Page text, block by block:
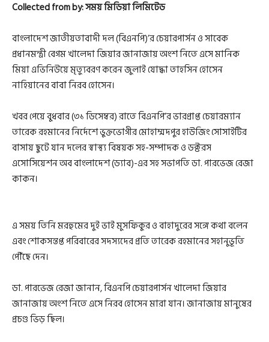
Collected from by: সময় মিডিয়া লিমিটেড
বাংলাদেশ জাতীয়তাবাদী দল (বিএনপি)’র চেয়ারপার্সন ও সাবেক
প্রধানমন্ত্রী বেগম খালেদা জিয়ার জানাজায় অংশ নিতে এসে মানিক
মিয়া এভিনিউয়ে মৃত্যুবরণ করেন জুলাই যোদ্ধা তাহসিন হোসেন
নাহিয়ানের বাবা নিরব হোসেন।
খবর পেয়ে বুধবার (৩১ ডিসেম্বর) রাতে বিএনপি’র ভারপ্রাপ্ত চেয়ারম্যান
তারেক রহমানের নির্দেশে ভুক্তভোগীর মোহাম্মদপুর হাউজিং সোসাইটির
বাসায় ছুটে যান দলের স্বাস্থ্য বিষয়ক সহ-সম্পাদক ও ডক্টরস
এসোসিয়েশন অব বাংলাদেশ (ড্যাব)-এর সহ সভাপতি ডা. পারভেজ রেজা
কাকন।
এ সময় তিনি মরহুমের দুই ভাই মুসফিকুর ও বাহাদুরের সঙ্গে কথা বলেন
এবং শোকসন্তপ্ত পরিবারের সদস্যদের প্রতি তারেক রহমানের সহানুভূতি
পৌঁছে দেন।
ডা. পারভেজ রেজা জানান, বিএনপি চেয়ারপার্সন খালেদা জিয়ার
জানাজায় অংশ নিতে এসে নিরব হোসেন মারা যান। জানাজায় মানুষের
প্রচণ্ড ভিড় ছিল।